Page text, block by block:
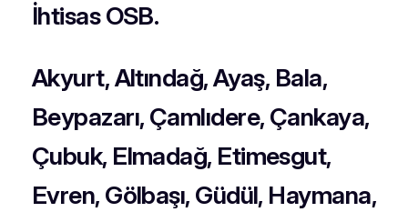
İhtisas OSB.
Akyurt, Altındağ, Ayaş, Bala,
Beypazarı, Çamlıdere, Çankaya,
Çubuk, Elmadağ, Etimesgut,
Evren, Gölbaşı, Güdül, Haymana,